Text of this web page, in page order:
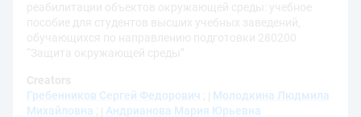
реабилитации объектов окружающей среды: учебное
пособие для студентов высших учебных заведений,
обучающихся по направлению подготовки 280200
“Защита окружающей среды”
Creators
Гребенников Сергей Федорович
Молодкина Людмила
Михайловна
Андрианова Мария Юрьевна